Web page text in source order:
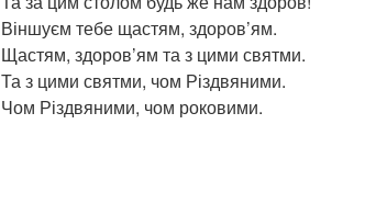
Віншуєм тебе щастям, здоров’ям.
Щастям, здоров’ям та з цими святми.
Та з цими святми, чом Різдвяними.
Чом Різдвяними, чом роковими.